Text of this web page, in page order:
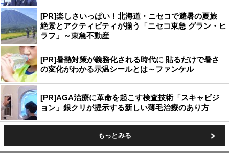
[PR]楽しさいっぱい！北海道・ニセコで避暑の夏旅
絶景とアクティビティが揃う「ニセコ東急 グラン・ヒ
ラフ」～東急不動産
[PR]暑熱対策が義務化される時代に 貼るだけで暑さ
の変化がわかる示温シールとは～ファンケル
[PR]AGA治療に革命を起こす検査技術「スキャビジ
ョン」銀クリが提示する新しい薄毛治療のあり方
もっとみる